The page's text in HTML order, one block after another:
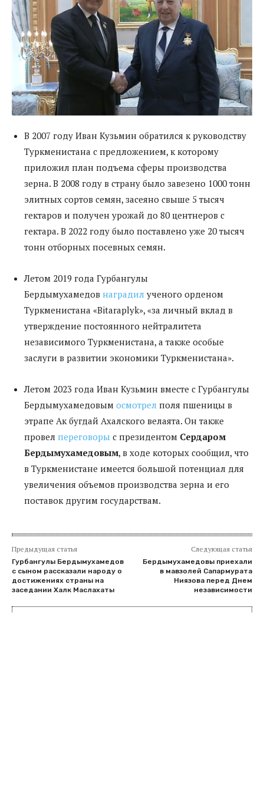
В 2007 году Иван Кузьмин обратился к руководству
Туркменистана с предложением, к которому
приложил план подъема сферы производства
зерна. В 2008 году в страну было завезено 1000 тонн
элитных сортов семян, засеяно свыше 5 тысяч
гектаров и получен урожай до 80 центнеров с
гектара. В 2022 году было поставлено уже 20 тысяч
тонн отборных посевных семян.
Летом 2019 года Гурбангулы
Бердымухамедов наградил ученого орденом
Туркменистана «Bitaraplyk», «за личный вклад в
утверждение постоянного нейтралитета
независимого Туркменистана, а также особые
заслуги в развитии экономики Туркменистана».
Летом 2023 года Иван Кузьмин вместе с Гурбангулы
Бердымухамедовым осмотрел поля пшеницы в
этрапе Ак бугдай Ахалского велаята. Он также
провел переговоры с президентом Сердаром
Бердымухамедовым, в ходе которых сообщил, что
в Туркменистане имеется большой потенциал для
увеличения объемов производства зерна и его
поставок другим государствам.
Предыдущая статья
Гурбангулы Бердымухамедов
с сыном рассказали народу о
достижениях страны на
заседании Халк Маслахаты
Следующая статья
Бердымухамедовы приехали
в мавзолей Сапармурата
Ниязова перед Днем
независимости